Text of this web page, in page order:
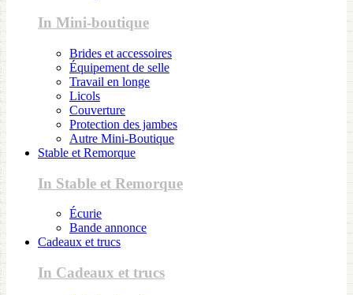
In Mini-boutique
Brides et accessoires
Équipement de selle
Travail en longe
Licols
Couverture
Protection des jambes
Autre Mini-Boutique
Stable et Remorque
In Stable et Remorque
Écurie
Bande annonce
Cadeaux et trucs
In Cadeaux et trucs